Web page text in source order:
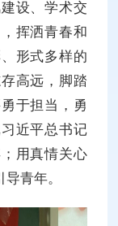
设、学术交
挥洒青春和
形式多样的
高远，脚踏
于担当，勇
近平总书记
用真情关心
青年。